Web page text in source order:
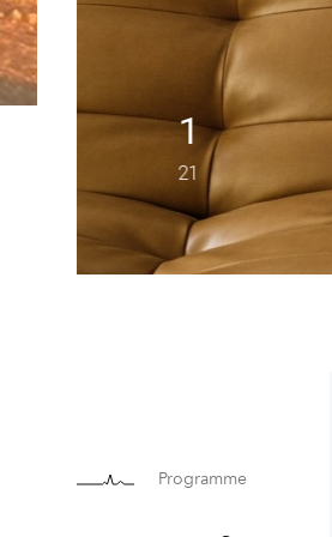
1
21
Programme